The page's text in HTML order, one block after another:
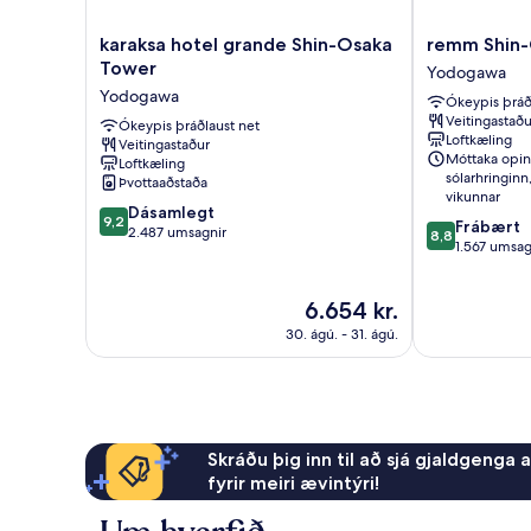
karaksa
hotel
Shin-
Osaka
Tower
Yodogawa
karaksa hotel grande Shin-Osaka
Tower
Yodogawa
Ókeypis þráðlaust net
Veitingastaður
Loftkæling
Þvottaaðstaða
9.2
af
9,2 Dásamlegt
2.487 umsagnir
Verðið
er
6.654 kr.
6.654 kr.
30. ágú. - 31. ágú.
remm
Shin-
Osaka
Yodogawa
remm
Yodogawa
Ókeypis
Loftkæling
Móttaka
vikunnar
8.8
af
8,8 Frábært
1.567
Skráðu þig inn til að sjá
fyrir meiri ævintýri!